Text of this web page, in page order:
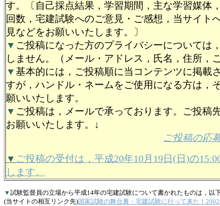
す。〔自己採点結果，学習期間，主な学習媒体
回数，宅建試験へのご意見・ご感想，当サイト
見などをお願いいたします。〕
▼ ご投稿になった方のプライバシーについては
しません。（メール・アドレス，氏名，住所，
▼基本的には，ご投稿順に当コンテンツに掲載
すが，ハンドル・ネームをご使用になる方は，
願いいたします。
▼ ご投稿は，メールで承っております。ご投稿
お願いいたします。↓
ご投稿の応
▼ ご投稿の受付は，平成20年10月19日(日)の
します。
▼ 試験監督員の立場から平成14年の宅建試験について書かれたものは，以
(当サイトの相互リンク先)国家試験の舞台裏・宅建試験に行って来た！